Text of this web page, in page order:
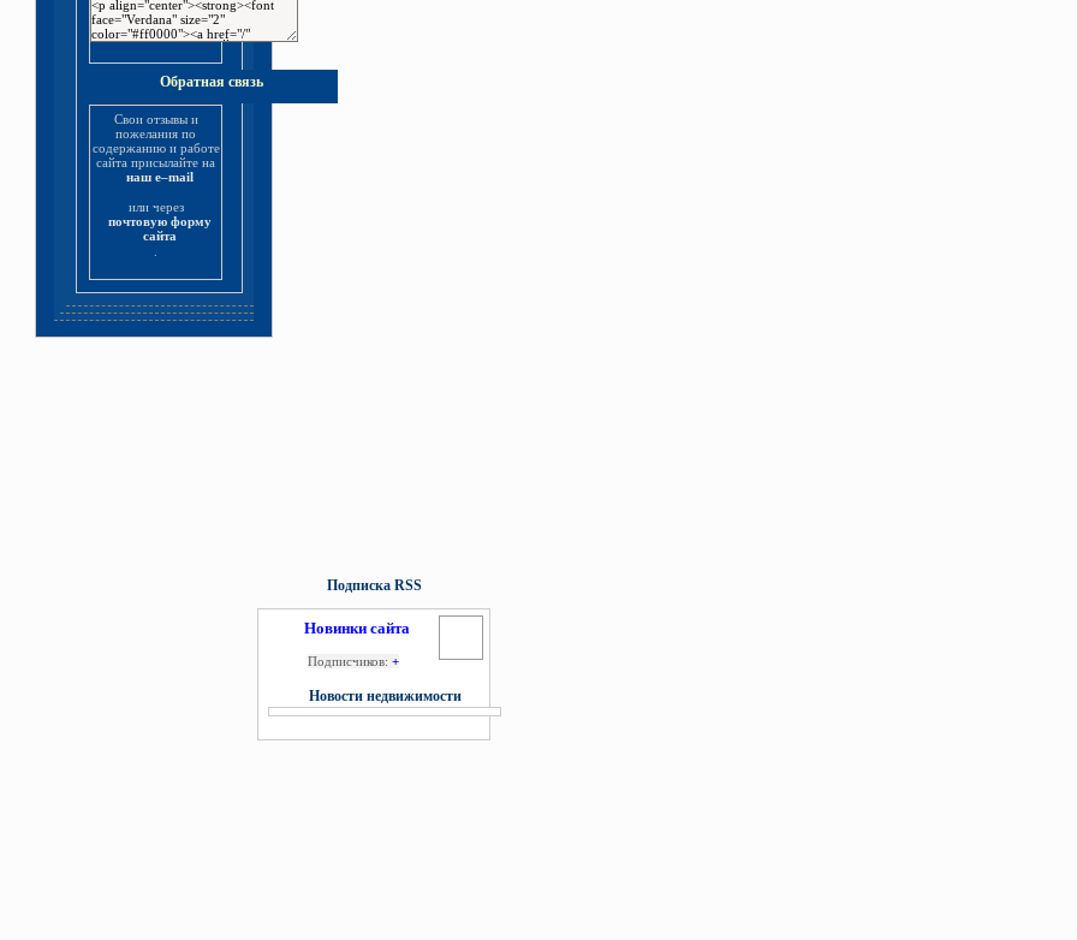
Обратная связь
Свои отзывы и
пожелания по
содержанию и работе
сайта присылайте на
наш e–mail
или через
почтовую форму
сайта
Подписка RSS
Новинки сайта
Подписчиков: +
Новости недвижимости